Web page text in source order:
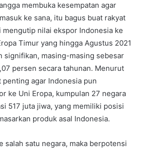
membuka kesempatan agar
ke sana, itu bagus buat rakyat
mengutip nilai ekspor Indonesia ke
Timur yang hingga Agustus 2021
signifikan, masing-masing sebesar
persen secara tahunan. Menurut
penting agar Indonesia pun
ke Uni Eropa, kumpulan 27 negara
517 juta jiwa, yang memiliki posisi
produk asal Indonesia.
salah satu negara, maka berpotensi